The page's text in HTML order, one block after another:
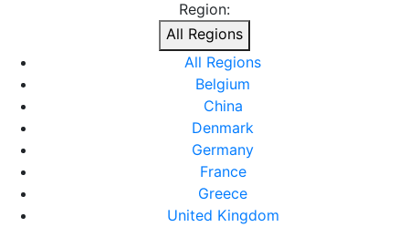
Region:
All Regions
All Regions
Belgium
China
Denmark
Germany
France
Greece
United Kingdom